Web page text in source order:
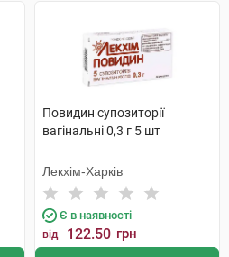
Повидин супозиторії
вагінальні 0,3 г 5 шт
Лекхім-Харків
Є в наявності
від 122.50 грн